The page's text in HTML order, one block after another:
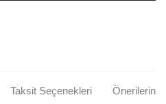
Taksit Seçenekleri Önerileriniz